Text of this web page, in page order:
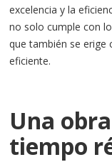
excelencia y la
no solo cumple con
que también se erige
eficiente.
Una
tiempo